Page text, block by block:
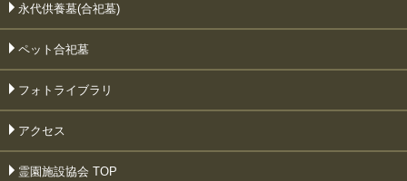
永代供養墓(合祀墓)
ペット合祀墓
フォトライブラリ
アクセス
霊園施設協会 TOP